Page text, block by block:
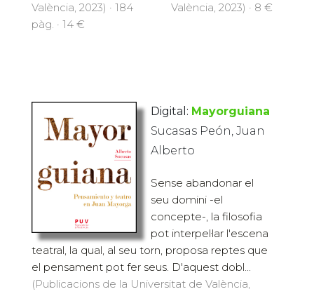
València, 2023) · 184
pàg. · 14 €
València, 2023) · 8 €
Digital: Mayorguiana
Sucasas Peón, Juan
Alberto
Sense abandonar el
seu domini -el
concepte-, la filosofia
pot interpel·lar l'escena
teatral, la qual, al seu torn, proposa reptes que
el pensament pot fer seus. D'aquest dobl...
(Publicacions de la Universitat de València,